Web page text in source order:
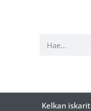
Kelkan iskarit